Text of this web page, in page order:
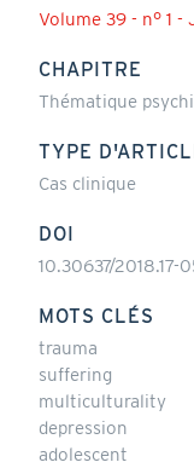
Volume 39 - n° 1
CHAPITRE
Thématique
TYPE
Cas clinique
DOI
10.30637/2018.17-
MOTS CLÉS
trauma
suffering
multiculturality
depression
adolescent